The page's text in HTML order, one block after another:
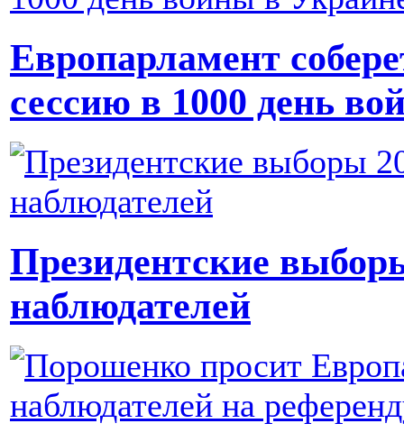
Европарламент
сессию в 1000 день
Президентские
наблюдателей